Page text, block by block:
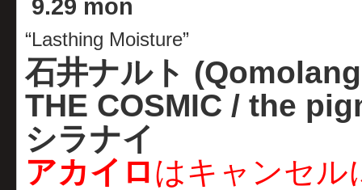
9.29 mon
“Lasthing Moisture”
石井ナルト
THE COSMIC / the
シラナイ
アカイロはキャンセル